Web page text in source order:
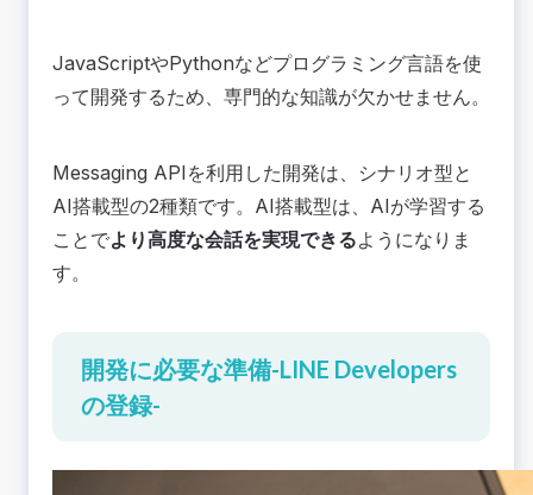
JavaScriptやPythonなどプログラミング言語を使
って開発するため、専門的な知識が欠かせません。
Messaging APIを利用した開発は、シナリオ型と
AI搭載型の2種類です。AI搭載型は、AIが学習する
ことでより高度な会話を実現できるようになりま
す。
開発に必要な準備-LINE Developers
の登録-